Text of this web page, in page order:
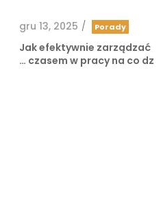
Porady
/
gru 13, 2025
Jak efektywnie zarządzać
czasem w pracy na co dz …